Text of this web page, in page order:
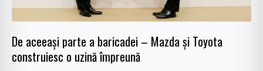
De aceeași parte a baricadei – Mazda și Toyota
construiesc o uzină împreună
o
împreună